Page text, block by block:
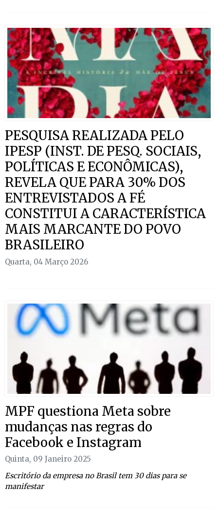
PESQUISA REALIZADA PELO
IPESP (INST. DE PESQ. SOCIAIS,
POLÍTICAS E ECONÔMICAS),
REVELA QUE PARA 30% DOS
ENTREVISTADOS A FÉ
CONSTITUI A CARACTERÍSTICA
MAIS MARCANTE DO POVO
BRASILEIRO
Quarta, 04 Março 2026
MPF questiona Meta sobre
mudanças nas regras do
Facebook e Instagram
Quinta, 09 Janeiro 2025
Escritório da empresa no Brasil tem 30 dias para se
manifestar